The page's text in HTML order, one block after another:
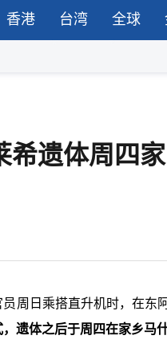
香港 台湾 全球
希遗体周四
周日乘搭直升机时，在东
遗体之后于周四在家乡马